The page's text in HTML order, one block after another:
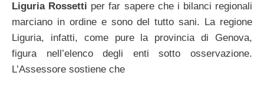
Liguria Rossetti per far sapere che i bilanci regionali
marciano in ordine e sono del tutto sani. La regione
Liguria, infatti, come pure la provincia di Genova,
figura nell’elenco degli enti sotto osservazione.
L’Assessore sostiene che